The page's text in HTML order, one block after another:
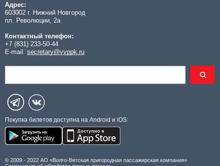
Адрес:
603002 г. Нижний Новгород
пл. Революции, 2а
Контактный телефон:
+7 (831) 233-50-44
E-mail: secretary@vvppk.ru
Покупка билетов доступна на Android и iOS:
© 2009 - 2022 АО «Волго-Вятская пригородная пассажирская компания»